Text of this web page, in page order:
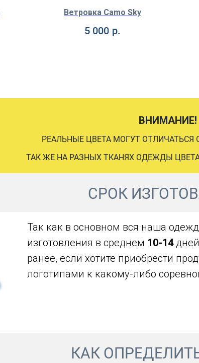
Ветровка Camo Sky
5 000 р.
ВНИМАНИЕ!
РЕАЛЬНЫЕ ЦВЕТА МОГУТ ОТЛИЧАТЬСЯ
ТАК ЖЕ НА РАЗНЫХ ТКАНЯХ ОДЕЖДЫ
СРОК
Так как в основном вся наша
изготовления в среднем 10-14
ранее, если хотите приобрести
логотипами к какому-либо
КАК